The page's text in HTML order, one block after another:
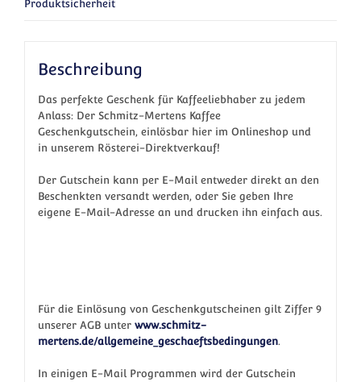
Produktsicherheit
Beschreibung
Das perfekte Geschenk für Kaffeeliebhaber zu jedem
Anlass: Der Schmitz-Mertens Kaffee
Geschenkgutschein, einlösbar hier im Onlineshop und
in unserem Rösterei-Direktverkauf!
Der Gutschein kann per E-Mail entweder direkt an den
Beschenkten versandt werden, oder Sie geben Ihre
eigene E-Mail-Adresse an und drucken ihn einfach aus.
Für die Einlösung von Geschenkgutscheinen gilt Ziffer 9
unserer AGB unter www.schmitz-
mertens.de/allgemeine_geschaeftsbedingungen.
In einigen E-Mail Programmen wird der Gutschein